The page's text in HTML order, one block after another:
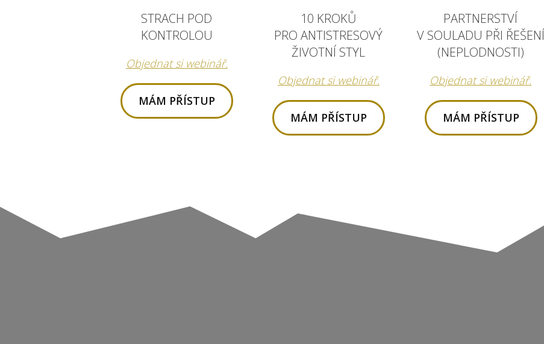
STRACH POD
KONTROLOU
Objednat si webinář.
MÁM PŘÍSTUP
10 KROKŮ
PRO ANTISTRESOVÝ
ŽIVOTNÍ STYL
Objednat si webinář.
MÁM PŘÍSTUP
PARTNERSTVÍ
V SOULADU PŘI ŘEŠENÍ
(NEPLODNOSTI)
Objednat si webinář.
MÁM PŘÍSTUP